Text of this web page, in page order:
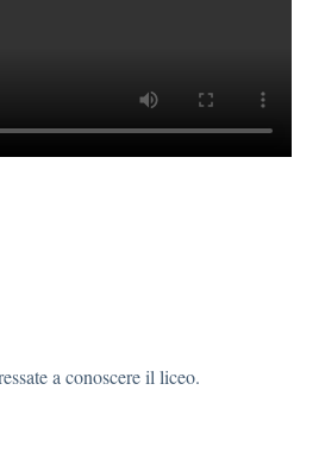
a conoscere il liceo.